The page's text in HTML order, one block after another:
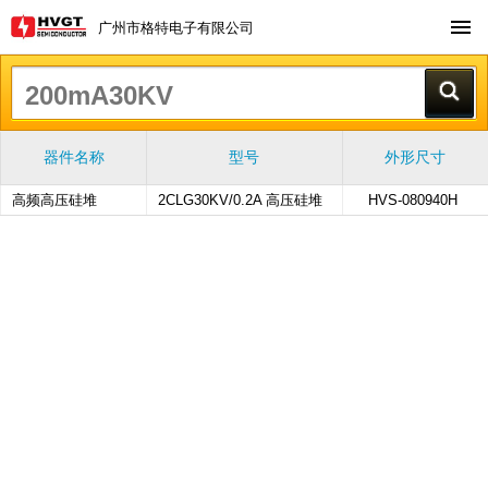
广州市格特电子有限公司
器件名称 型号 外形尺寸
高频高压硅堆
2CLG30KV/0.2A 高压硅堆
HVS-080940H